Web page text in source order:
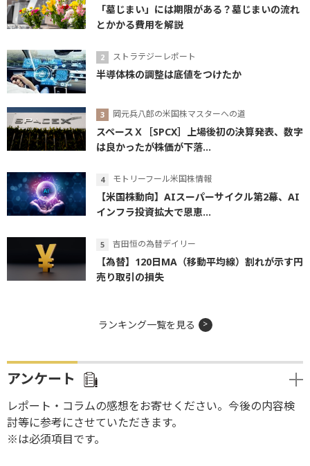
「墓じまい」には期限がある？墓じまいの流れ
とかかる費用を解説
ストラテジーレポート
半導体株の調整は底値をつけたか
岡元兵八郎の米国株マスターへの道
スペースＸ［SPCX］上場後初の決算発表、数字
は良かったが株価が下落...
モトリーフール米国株情報
【米国株動向】AIスーパーサイクル第2幕、AI
インフラ投資拡大で恩恵...
吉田恒の為替デイリー
【為替】120日MA（移動平均線）割れが示す円
売り取引の損失
ランキング一覧を見る
アンケート
レポート・コラムの感想をお寄せください。今後の内容検
討等に参考にさせていただきます。
※は必須項目です。